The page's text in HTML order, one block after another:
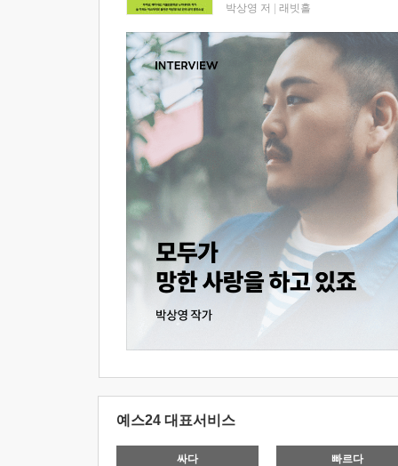
박상영 저 래빗홀
예스24 대표서비스
싸다 빠르다